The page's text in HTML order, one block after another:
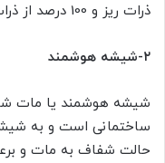
ذرات ریز و 100 درصد از ذرات درشت را فیلتر و پاکسازی کنند.
۲-شیشه هوشمند
شیشه هوشمند یا مات
ساختمانی است و به
حالت شفاف به مات و